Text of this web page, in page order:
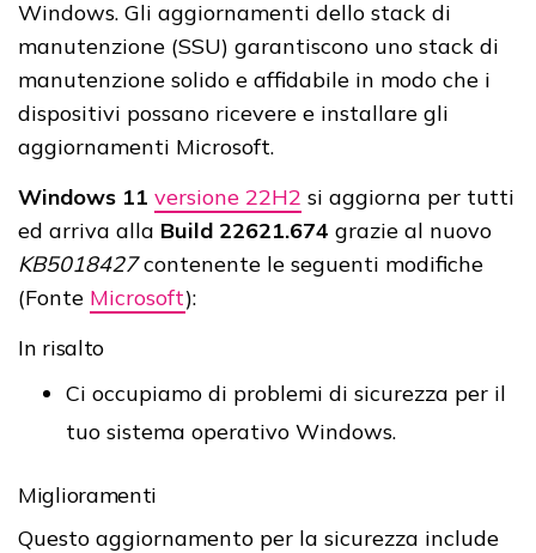
Windows. Gli aggiornamenti dello stack di
manutenzione (SSU) garantiscono uno stack di
manutenzione solido e affidabile in modo che i
dispositivi possano ricevere e installare gli
aggiornamenti Microsoft.
Windows 11 versione 22H2 si aggiorna per tutti
ed arriva alla Build 22621.674 grazie al nuovo
KB5018427contenente le seguenti modifiche
(Fonte Microsoft):
In risalto
Ci occupiamo di problemi di sicurezza per il
tuo sistema operativo Windows.
Miglioramenti
Questo aggiornamento per la sicurezza include